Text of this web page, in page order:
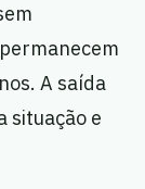
A saída
situação e